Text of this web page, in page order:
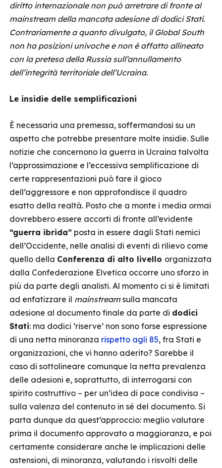
diritto internazionale non può arretrare di fronte al
mainstream della mancata adesione di dodici Stati.
Contrariamente a quanto divulgato, il Global South
non ha posizioni univoche e non è affatto allineato
con la pretesa della Russia sull’annullamento
dell’integrità territoriale dell’Ucraina.
Le insidie delle semplificazioni
È necessaria una premessa, soffermandosi su un
aspetto che potrebbe presentare molte insidie. Sulle
notizie che concernono la guerra in Ucraina talvolta
l’approssimazione e l’eccessiva semplificazione di
certe rappresentazioni può fare il gioco
dell’aggressore e non approfondisce il quadro
esatto della realtà. Posto che a monte i media ormai
dovrebbero essere accorti di fronte all’evidente
“guerra ibrida” posta in essere dagli Stati nemici
dell’Occidente, nelle analisi di eventi di rilievo come
quello della Conferenza di alto livello organizzata
dalla Confederazione Elvetica occorre uno sforzo in
più da parte degli analisti. Al momento ci si è limitati
ad enfatizzare il mainstreamsulla mancata
adesione al documento finale da parte di dodici
Stati: ma dodici ‘riserve’ non sono forse espressione
di una netta minoranza rispetto agli 85, fra Stati e
organizzazioni, che vi hanno aderito? Sarebbe il
caso di sottolineare comunque la netta prevalenza
delle adesioni e, soprattutto, di interrogarsi con
spirito costruttivo – per un’idea di pace condivisa –
sulla valenza del contenuto in sé del documento. Si
parta dunque da quest’approccio: meglio valutare
prima il documento approvato a maggioranza, e poi
certamente considerare anche le implicazioni delle
astensioni, di minoranza, valutando i risvolti delle